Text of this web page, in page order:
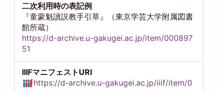
二次利用時の表記例
『童蒙魁讀説教手引草』（東京学芸大学附属図書
館所蔵）
https://d-archive.u-gakugei.ac.jp/item/000897
51
IIIFマニフェストURI
https://d-archive.u-gakugei.ac.jp/iiif/item/0